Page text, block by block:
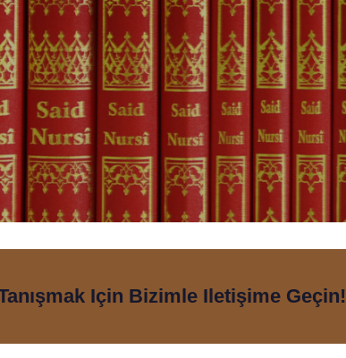
Için Bizimle Iletişime Geçin!